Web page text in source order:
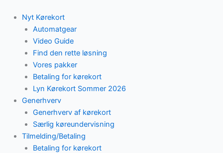
Nyt Kørekort
Automatgear
Video Guide
Find den rette løsning
Vores pakker
Betaling for kørekort
Lyn Kørekort Sommer 2026
Generhverv
Generhverv af kørekort
Særlig køreundervisning
Tilmelding/Betaling
Betaling for kørekort